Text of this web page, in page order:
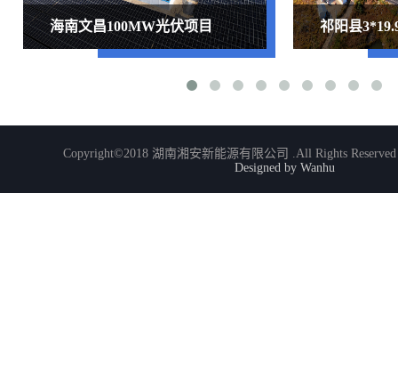
海南文昌100MW光伏项目 祁阳县
Copyright©2018 湖南湘安新能源有限公司 .All Rights
Designed by Wanhu